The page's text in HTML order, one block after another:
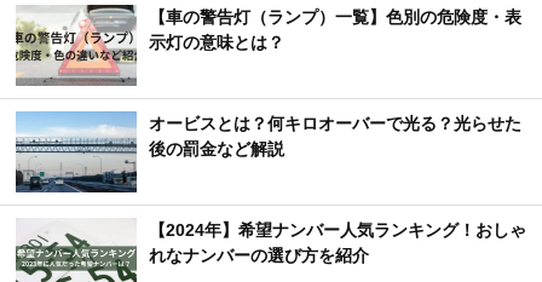
【車の警告灯（ランプ）一覧】色別の危険度・表
示灯の意味とは？
オービスとは？何キロオーバーで光る？光らせた
後の罰金など解説
【2024年】希望ナンバー人気ランキング！おしゃ
れなナンバーの選び方を紹介